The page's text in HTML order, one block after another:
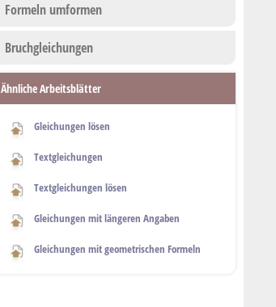
Formeln umformen
Bruchgleichungen
Ähnliche Arbeitsblätter
Gleichungen lösen
Textgleichungen
Textgleichungen lösen
Gleichungen mit längeren Angaben
Gleichungen mit geometrischen Formeln